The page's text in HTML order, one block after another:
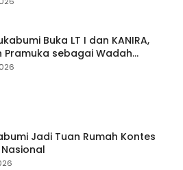
Buka LT I dan KANIRA,
Pramuka sebagai Wadah
Karakter
Jadi Tuan Rumah Kontes